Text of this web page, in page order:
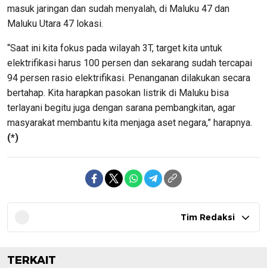
masuk jaringan dan sudah menyalah, di Maluku 47 dan
Maluku Utara 47 lokasi.
“Saat ini kita fokus pada wilayah 3T, target kita untuk
elektrifikasi harus 100 persen dan sekarang sudah tercapai
94 persen rasio elektrifikasi. Penanganan dilakukan secara
bertahap. Kita harapkan pasokan listrik di Maluku bisa
terlayani begitu juga dengan sarana pembangkitan, agar
masyarakat membantu kita menjaga aset negara,” harapnya.
(*)
Tim Redaksi
TERKAIT